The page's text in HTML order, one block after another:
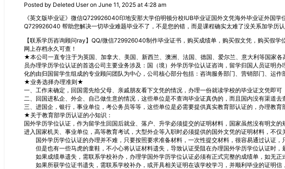
Posted by Deleted User on June 11, 2025 at 4:28 am
《英文版毕业证》微信Q729926040印地安那大学伯明顿分校IUB毕业证国外文凭海外毕业证外国
Q729926040 帮助您解决一切毕业难题毕业不了，不是您的错，而是课程确实太难了没关系加学历
【联系学历咨询顾问ray】QQ/微信729926040制作毕业证书，购买成绩单，购买假文凭，购买假
网上存档永久可查！
★本公司一直专注于为英国、加拿大、美国、新西兰、澳洲、法国、德国、爱尔兰、意大利等国家
员办理学历学位认证的首选公司主要业务涉及：国（境）外学历学位认证咨询，留学归国人员证明
化的由归国留学生组成的专业顾问团队为中心，公司核心部分包括：咨询服务部门、营销部门、运作
★业务选择办理准则★
一、工作未确定，回国需先给父母、亲戚朋友看下文凭的情况，办理一份就读学校的毕业证文凭即可
二、回国进私企、外企、自己做生意的情况，这些单位是不查询毕业证真伪的，而且国内没有渠道
三、进国企，银行，事业单位，考公务员等等，这些单位是必需要提供真实教育部认证的，办理教
★关于教育部学历认证的小知识：
国外学历学位认证，作为留学生回国后就业、落户、升学必须提交的证明材料，国家虽然没有明文
进入国家机关、事业单位，高等教育考试，大型外企等入职时必须提供的国外文凭的证明材料，不
国外学历学位认证的办理并不难，只要按照要求准备材料，一次性提交材料，很容易通过认证
但是也有一些马虎的童鞋，不小心将认证材料遗失，导致认证受阻在办理国外学历学位认证时
如果成绩单遗失，需联系学校补办，办理学国外学历学位认证必须有正式完整的成绩单，如无正
如果所获学位证书遗失，需联系学校补办，或开具相关证明在该学校学习，并顺利毕业的证明信